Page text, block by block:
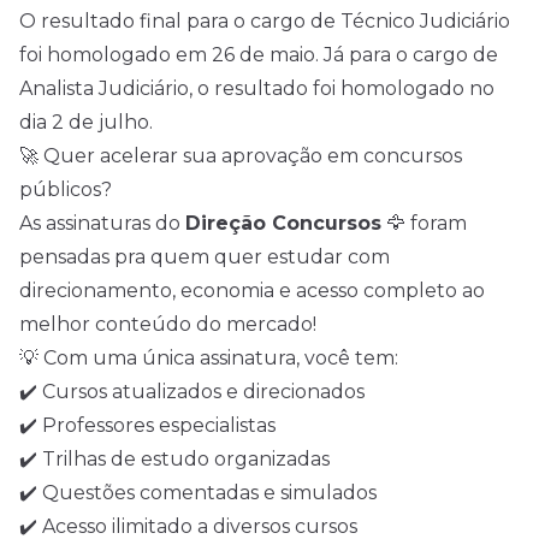
O resultado final para o cargo de Técnico Judiciário
foi homologado em 26 de maio. Já para o cargo de
Analista Judiciário, o resultado foi homologado no
dia 2 de julho.
🚀 Quer acelerar sua aprovação em concursos
públicos?
As assinaturas do Direção Concursos 🦅 foram
pensadas pra quem quer estudar com
direcionamento, economia e acesso completo ao
melhor conteúdo do mercado!
💡 Com uma única assinatura, você tem:
✔️ Cursos atualizados e direcionados
✔️ Professores especialistas
✔️ Trilhas de estudo organizadas
✔️ Questões comentadas e simulados
✔️ Acesso ilimitado a diversos cursos